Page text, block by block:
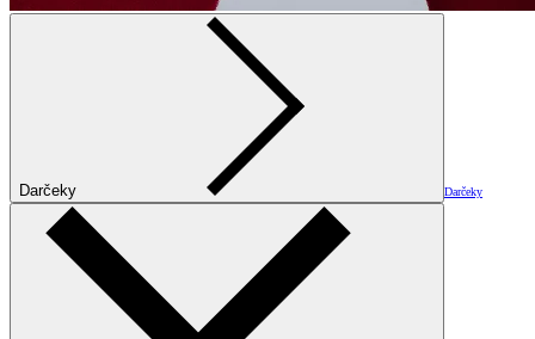
Darčeky Darčeky